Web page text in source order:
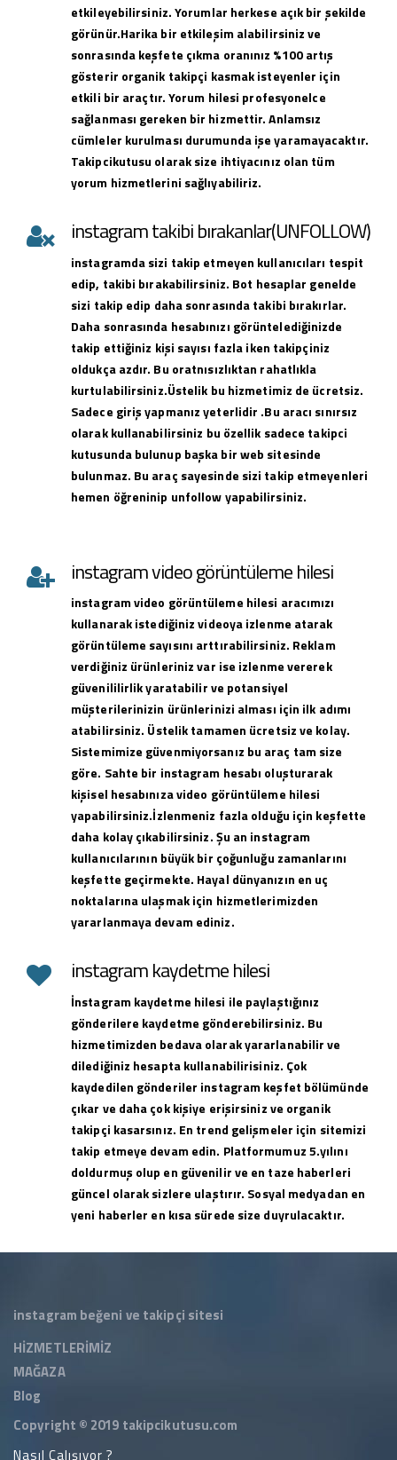
etkileyebilirsiniz. Yorumlar herkese açık bir şekilde
görünür.Harika bir etkileşim alabilirsiniz ve
sonrasında keşfete çıkma oranınız %100 artış
gösterir organik takipçi kasmak isteyenler için
etkili bir araçtır. Yorum hilesi profesyonelce
sağlanması gereken bir hizmettir. Anlamsız
cümleler kurulması durumunda işe yaramayacaktır.
Takipcikutusu olarak size ihtiyacınız olan tüm
yorum hizmetlerini sağlıyabiliriz.
instagram takibi bırakanlar(UNFOLLOW)
instagramda sizi takip etmeyen kullanıcıları tespit
edip, takibi bırakabilirsiniz. Bot hesaplar genelde
sizi takip edip daha sonrasında takibi bırakırlar.
Daha sonrasında hesabınızı görüntelediğinizde
takip ettiğiniz kişi sayısı fazla iken takipçiniz
oldukça azdır. Bu oratnısızlıktan rahatlıkla
kurtulabilirsiniz.Üstelik bu hizmetimiz de ücretsiz.
Sadece giriş yapmanız yeterlidir .Bu aracı sınırsız
olarak kullanabilirsiniz bu özellik sadece takipci
kutusunda bulunup başka bir web sitesinde
bulunmaz. Bu araç sayesinde sizi takip etmeyenleri
hemen öğreninip unfollow yapabilirsiniz.
instagram video görüntüleme hilesi
instagramvideo görüntüleme hilesi aracımızı
kullanarak istediğiniz videoya izlenme atarak
görüntüleme sayısını arttırabilirsiniz. Reklam
verdiğiniz ürünleriniz var ise izlenme vererek
güvenililirlik yaratabilir ve potansiyel
müşterilerinizin ürünlerinizi alması için ilk adımı
atabilirsiniz. Üstelik tamamen ücretsiz ve kolay.
Sistemimize güvenmiyorsanız bu araç tam size
göre. Sahte bir instagram hesabı oluşturarak
kişisel hesabınıza video görüntüleme hilesi
yapabilirsiniz.İzlenmeniz fazla olduğu için keşfette
daha kolay çıkabilirsiniz. Şu an instagram
kullanıcılarının büyük bir çoğunluğu zamanlarını
keşfette geçirmekte. Hayal dünyanızın en uç
noktalarına ulaşmak için hizmetlerimizden
yararlanmaya devam ediniz.
instagram kaydetme hilesi
İnstagram kaydetme hilesi ile paylaştığınız
gönderilere kaydetme gönderebilirsiniz. Bu
hizmetimizden bedava olarak yararlanabilir ve
dilediğiniz hesapta kullanabilirisiniz. Çok
kaydedilen gönderiler instagram keşfet bölümünde
çıkar ve daha çok kişiye erişirsiniz ve organik
takipçi kasarsınız. En trend gelişmeler için sitemizi
takip etmeye devam edin. Platformumuz 5.yılını
doldurmuş olup en güvenilir ve en taze haberleri
güncel olarak sizlere ulaştırır. Sosyal medyadan en
yeni haberler en kısa sürede size duyrulacaktır.
instagram beğeni ve takipçi sitesi
HİZMETLERİMİZ
MAĞAZA
Blog
Copyright © 2019 takipcikutusu.com
Nasıl Çalışıyor ?